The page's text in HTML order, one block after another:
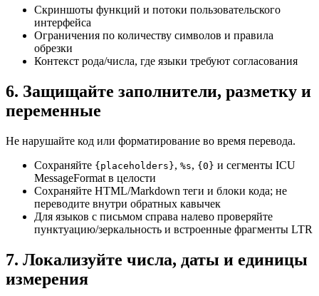
Скриншоты функций и потоки пользовательского
интерфейса
Ограничения по количеству символов и правила
обрезки
Контекст рода/числа, где языки требуют согласования
6. Защищайте заполнители, разметку и
переменные
Не нарушайте код или форматирование во время перевода.
Сохраняйте {placeholders}, %s, {0} и сегменты ICU
MessageFormat в целости
Сохраняйте HTML/Markdown теги и блоки кода; не
переводите внутри обратных кавычек
Для языков с письмом справа налево проверяйте
пунктуацию/зеркальность и встроенные фрагменты LTR
7. Локализуйте числа, даты и единицы
измерения